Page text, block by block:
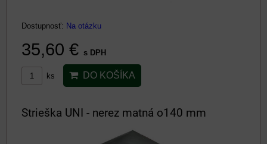
Dostupnosť: Na otázku
35,60 € s DPH
ks DO KOŠÍKA
Strieška UNI - nerez matná o140 mm